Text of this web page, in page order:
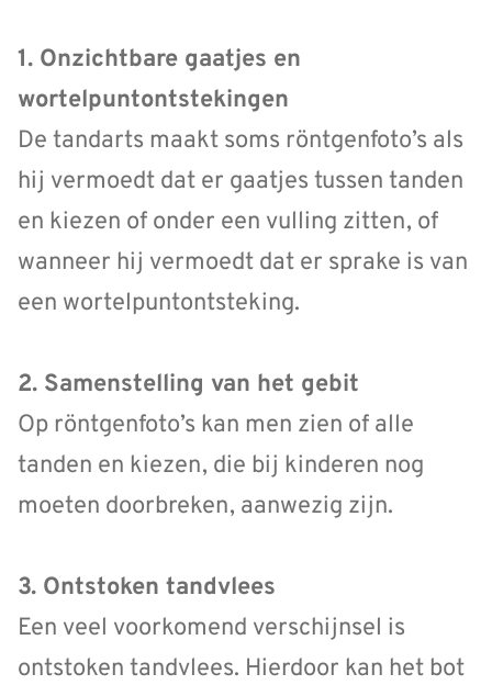
1. Onzichtbare gaatjes en
wortelpuntontstekingen
De tandarts maakt soms röntgenfoto’s als
hij vermoedt dat er gaatjes tussen tanden
en kiezen of onder een vulling zitten, of
wanneer hij vermoedt dat er sprake is van
een wortelpuntontsteking.
2. Samenstelling van het gebit
Op röntgenfoto’s kan men zien of alle
tanden en kiezen, die bij kinderen nog
moeten doorbreken, aanwezig zijn.
3. Ontstoken tandvlees
Een veel voorkomend verschijnsel is
ontstoken tandvlees. Hierdoor kan het bot